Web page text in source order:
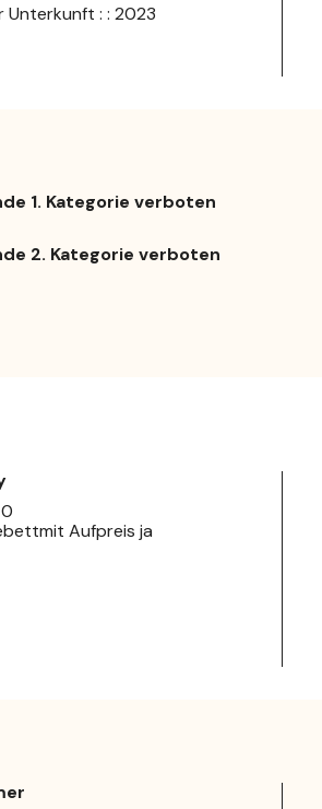
Unterkunft : : 2023
1. Kategorie verboten
2. Kategorie verboten
Aufpreis ja